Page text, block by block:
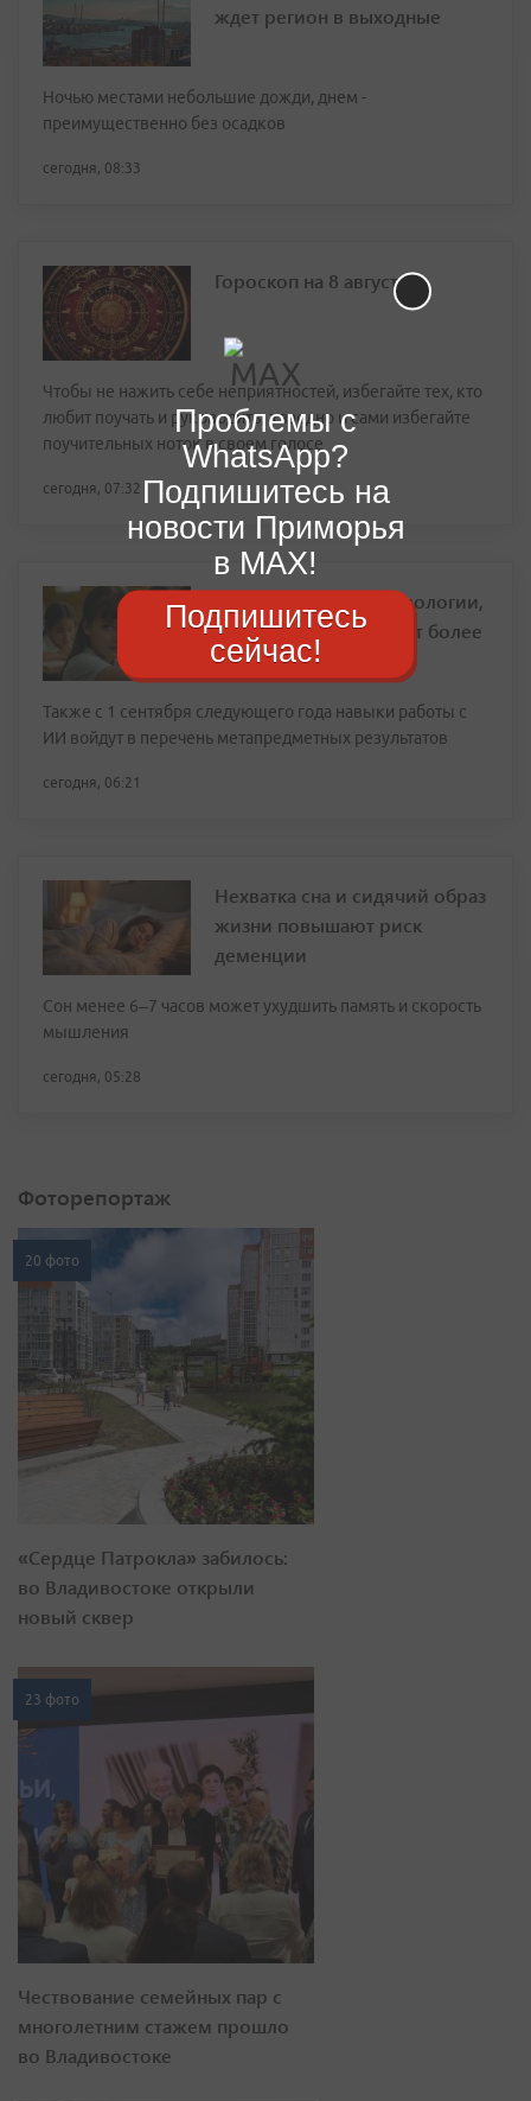
ждет регион в выходные
Ночью местами небольшие дожди, днем -
преимущественно без осадков
сегодня, 08:33
Гороскоп на 8 августа
Чтобы не нажить себе неприятностей, избегайте тех, кто
любит поучать и руководить, а заодно и сами избегайте
поучительных ноток в своем голосе
сегодня, 07:32
Уроки математики, биологии,
химии и физики станут более
прикладными
Также с 1 сентября следующего года навыки работы с
ИИ войдут в перечень метапредметных результатов
сегодня, 06:21
Нехватка сна и сидячий образ
жизни повышают риск
деменции
Сон менее 6–7 часов может ухудшить память и скорость
мышления
сегодня, 05:28
Фоторепортаж
20 фото
«Сердце Патрокла» забилось:
во Владивостоке открыли
новый сквер
23 фото
Чествование семейных пар с
многолетним стажем прошло
во Владивостоке
Проблемы с
WhatsApp?
Подпишитесь на
новости Приморья
в MAX!
Подпишитесь
сейчас!